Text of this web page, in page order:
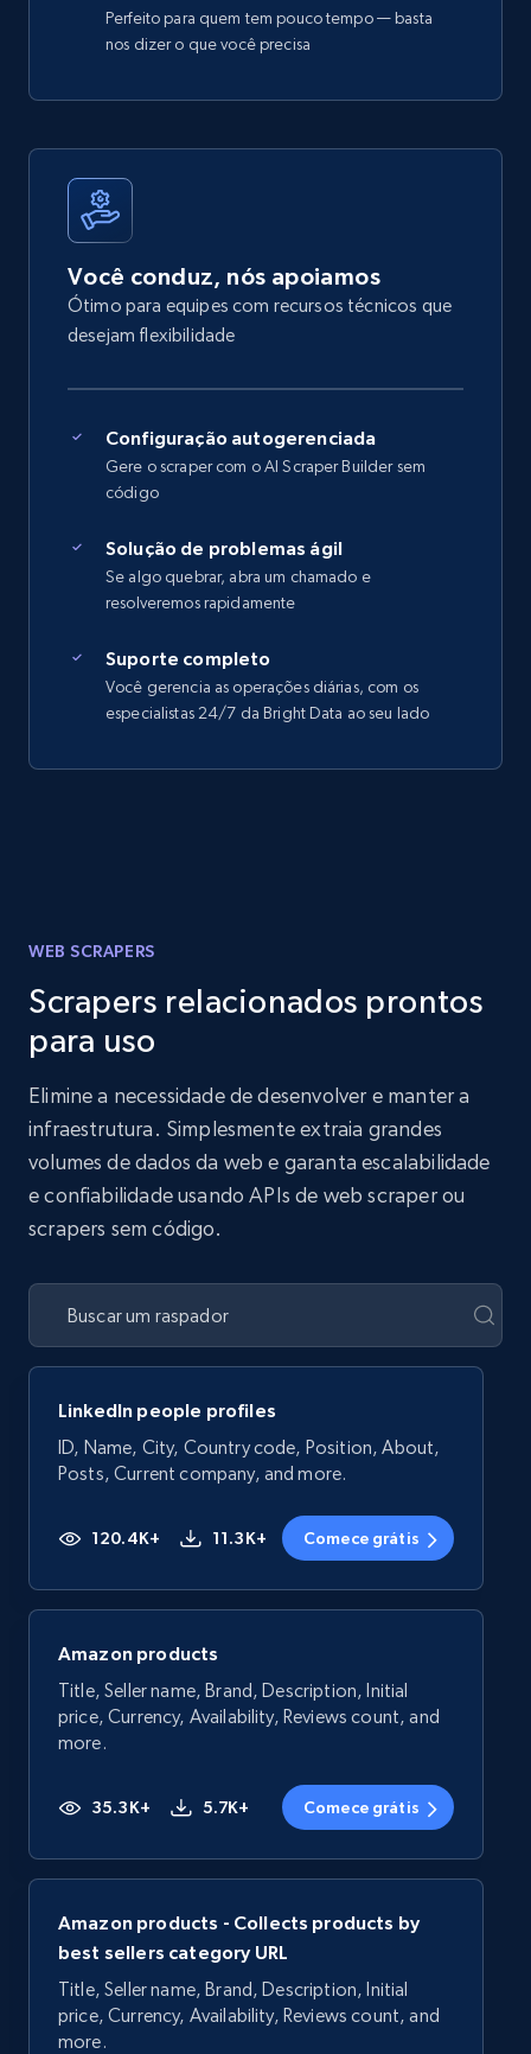
Perfeito para quem tem pouco tempo — basta
nos dizer o que você precisa
Você conduz, nós apoiamos
Ótimo para equipes com recursos técnicos que
desejam flexibilidade
Configuração autogerenciada
Gere o scraper com o AI Scraper Builder sem
código
Solução de problemas ágil
Se algo quebrar, abra um chamado e
resolveremos rapidamente
Suporte completo
Você gerencia as operações diárias, com os
especialistas 24/7 da Bright Data ao seu lado
WEB SCRAPERS
Scrapers relacionados prontos
para uso
Elimine a necessidade de desenvolver e manter a
infraestrutura. Simplesmente extraia grandes
volumes de dados da web e garanta escalabilidade
e confiabilidade usando APIs de web scraper ou
scrapers sem código.
LinkedIn people profiles
ID, Name, City, Country code, Position, About,
Posts, Current company, and more.
120.4K+ 11.3K+ Comece grátis
Amazon products
Title, Seller name, Brand, Description, Initial
price, Currency, Availability, Reviews count, and
more.
35.3K+ 5.7K+ Comece grátis
Amazon products - Collects products by
best sellers category URL
Title, Seller name, Brand, Description, Initial
price, Currency, Availability, Reviews count, and
more.